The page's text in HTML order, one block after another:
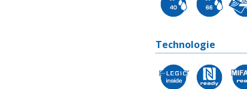
Technologie